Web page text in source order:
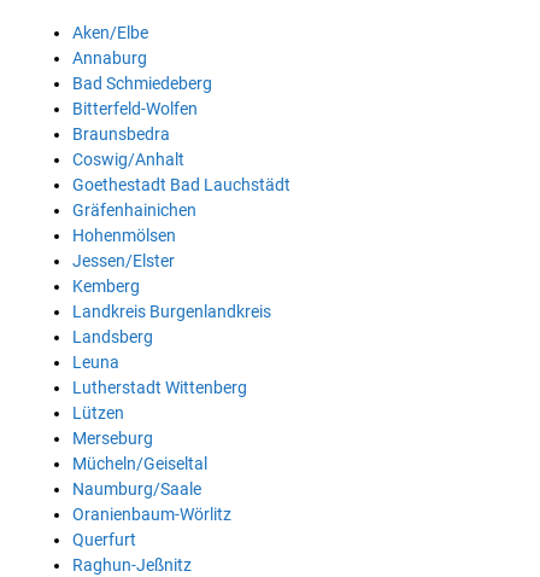
Aken/Elbe
Annaburg
Bad Schmiedeberg
Bitterfeld-Wolfen
Braunsbedra
Coswig/Anhalt
Goethestadt Bad Lauchstädt
Gräfenhainichen
Hohenmölsen
Jessen/Elster
Kemberg
Landkreis Burgenlandkreis
Landsberg
Leuna
Lutherstadt Wittenberg
Lützen
Merseburg
Mücheln/Geiseltal
Naumburg/Saale
Oranienbaum-Wörlitz
Querfurt
Raghun-Jeßnitz